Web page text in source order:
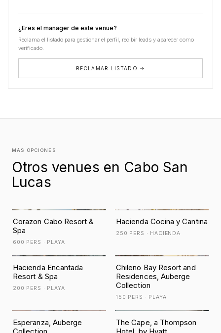
¿Eres el manager de este venue?
Reclama el listado para gestionar el perfil, recibir leads y aparecer como
verificado.
RECLAMAR LISTADO →
MÁS OPCIONES
Otros venues en Cabo San
Lucas
Corazon Cabo Resort &
Spa
600 PERS · PLAYA
Hacienda Cocina y Cantina
250 PERS · HACIENDA
Hacienda Encantada
Resort & Spa
200 PERS · PLAYA
Chileno Bay Resort and
Residences, Auberge
Collection
150 PERS · PLAYA
Esperanza, Auberge
The Cape, a Thompson